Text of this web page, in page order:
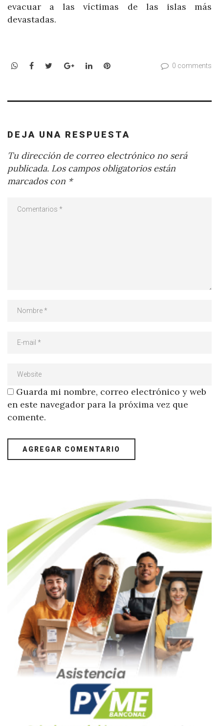
evacuar a las víctimas de las islas más
devastadas.
WhatsApp
Facebook
TwitterGoogle+LinkedInPinterest 0 comments
DEJA UNA RESPUESTA
Tu dirección de correo electrónico no será
publicada. Los campos obligatorios están
marcados con *
Guarda mi nombre, correo electrónico y web
en este navegador para la próxima vez que
comente.